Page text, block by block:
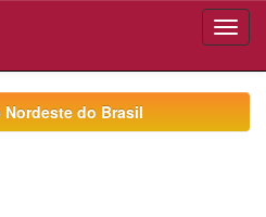
Nordeste do Brasil